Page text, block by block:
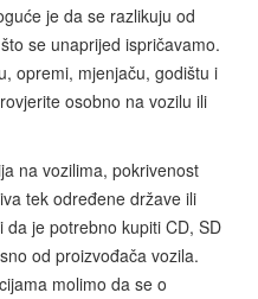
je da se razlikuju od
se unaprijed ispričavamo.
opremi, mjenjaču, godištu i
osobno na vozilu ili
na vozilima, pokrivenost
tek određene države ili
je potrebno kupiti CD, SD
od proizvođača vozila.
molimo da se o